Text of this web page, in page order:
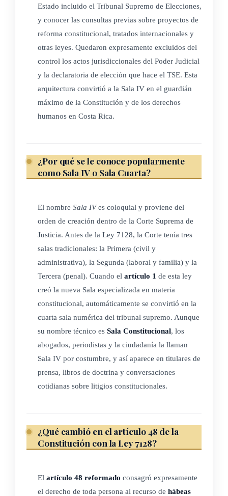
Estado incluido el Tribunal Supremo de Elecciones,
y conocer las consultas previas sobre proyectos de
reforma constitucional, tratados internacionales y
otras leyes. Quedaron expresamente excluidos del
control los actos jurisdiccionales del Poder Judicial
y la declaratoria de elección que hace el TSE. Esta
arquitectura convirtió a la Sala IV en el guardián
máximo de la Constitución y de los derechos
humanos en Costa Rica.
¿Por qué se le conoce popularmente
como Sala IV o Sala Cuarta?
El nombre Sala IVes coloquial y proviene del
orden de creación dentro de la Corte Suprema de
Justicia. Antes de la Ley 7128, la Corte tenía tres
salas tradicionales: la Primera (civil y
administrativa), la Segunda (laboral y familia) y la
Tercera (penal). Cuando el artículo 1 de esta ley
creó la nueva Sala especializada en materia
constitucional, automáticamente se convirtió en la
cuarta sala numérica del tribunal supremo. Aunque
su nombre técnico es Sala Constitucional, los
abogados, periodistas y la ciudadanía la llaman
Sala IV por costumbre, y así aparece en titulares de
prensa, libros de doctrina y conversaciones
cotidianas sobre litigios constitucionales.
¿Qué cambió en el artículo 48 de la
Constitución con la Ley 7128?
El artículo 48 reformado consagró expresamente
el derecho de toda persona al recurso de hábeas